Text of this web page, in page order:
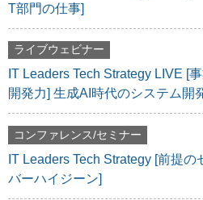
T部門の仕事]
ライブウェビナー
IT Leaders Tech Strategy LIVE [
開発力] 生成AI時代のシステム開
コンファレンス/セミナー
IT Leaders Tech Strategy [前提
バーハイジーン]